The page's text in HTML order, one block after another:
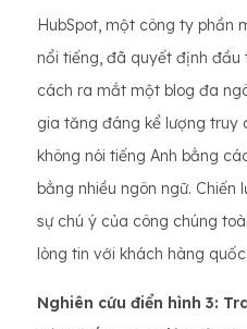
HubSpot, một công ty phần
nổi tiếng, đã quyết định đầu
cách ra mắt một blog đa
gia tăng đáng kể lượng truy
không nói tiếng Anh bằng
bằng nhiều ngôn ngữ.
sự chú ý của công chúng
lòng tin với khách hàng
Nghiên cứu điển hình 3: